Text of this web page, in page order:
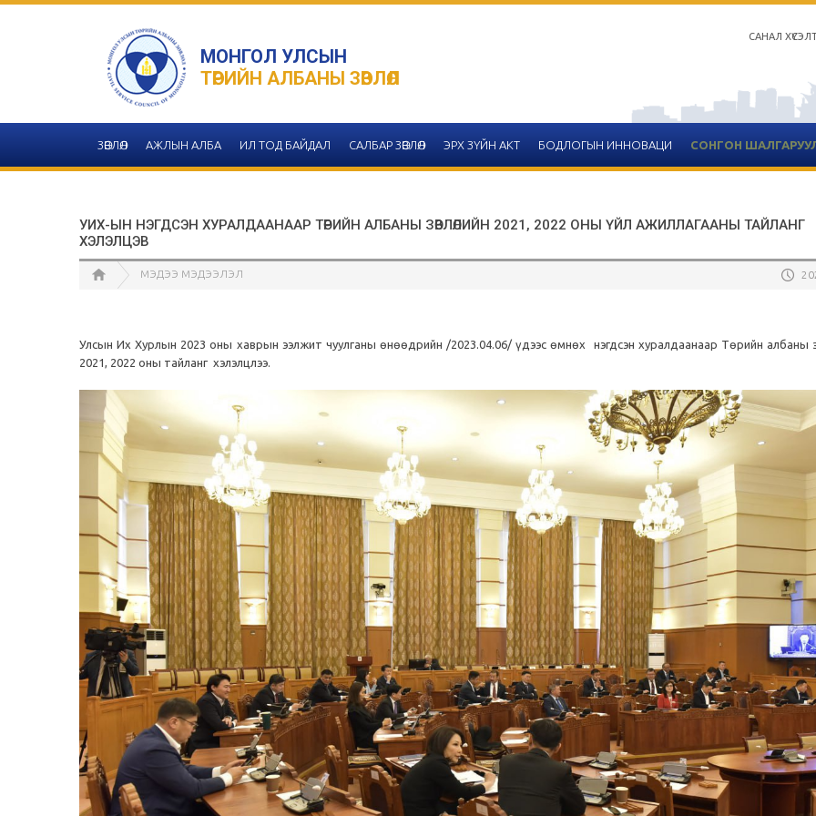
МОНГОЛ УЛСЫН
ТӨРИЙН АЛБАНЫ ЗӨВЛӨЛ
САНАЛ
ЗӨВЛӨЛ АЖЛЫН АЛБА ИЛ ТОД БАЙДАЛ САЛБАР ЗӨВЛӨЛ ЭРХ ЗҮЙН АКТ БОДЛОГЫН ИННОВАЦИ СОНГОН
УИХ-ЫН НЭГДСЭН ХУРАЛДААНААР ТӨРИЙН АЛБАНЫ ЗӨВЛӨЛИЙН 2021, 2022 ОНЫ ҮЙЛ АЖИЛЛАГААНЫ ТАЙЛАНГ
ХЭЛЭЛЦЭВ
МЭДЭЭ МЭДЭЭЛЭЛ
Улсын Их Хурлын 2023 оны хаврын ээлжит чуулганы өнөөдрийн /2023.04.06/ үдээс өмнөх нэгдсэн хуралдаанаар Төрийн албаны
2021, 2022 оны тайланг хэлэлцлээ.
Төрийн албаны...